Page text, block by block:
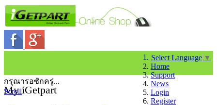
Select Language ▼
Home
Support
News
Login
Register
My iGetpart
กรุณารอซักครู่...
Scroll